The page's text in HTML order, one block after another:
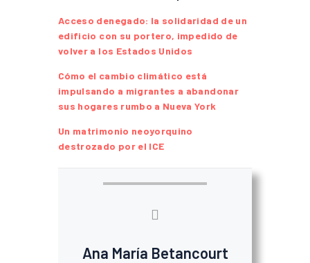
Acceso denegado: la solidaridad de un
edificio con su portero, impedido de
volver a los Estados Unidos
Cómo el cambio climático está
impulsando a migrantes a abandonar
sus hogares rumbo a Nueva York
Un matrimonio neoyorquino
destrozado por el ICE
Ana María Betancourt